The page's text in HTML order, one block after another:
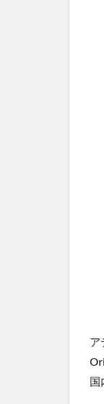
ア